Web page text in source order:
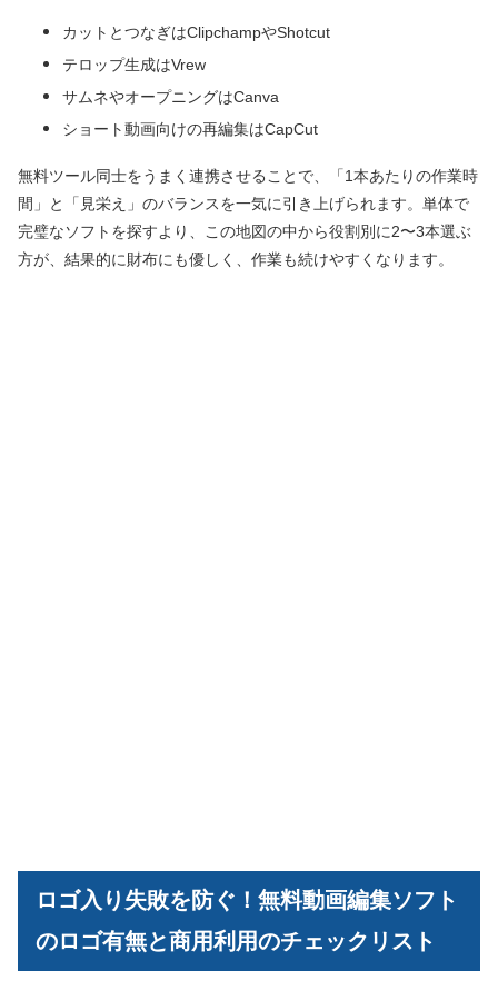
カットとつなぎはClipchampやShotcut
テロップ生成はVrew
サムネやオープニングはCanva
ショート動画向けの再編集はCapCut
無料ツール同士をうまく連携させることで、「1本あたりの作業時
間」と「見栄え」のバランスを一気に引き上げられます。単体で
完璧なソフトを探すより、この地図の中から役割別に2〜3本選ぶ
方が、結果的に財布にも優しく、作業も続けやすくなります。
ロゴ入り失敗を防ぐ！無料動画編集ソフト
のロゴ有無と商用利用のチェックリスト